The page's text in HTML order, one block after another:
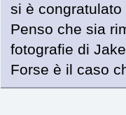
si è
Penso che sia
fotografie di
Forse è il caso